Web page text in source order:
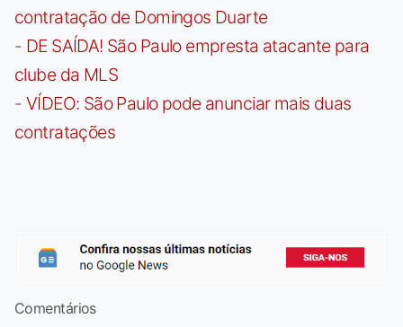
contratação de Domingos Duarte
- DE SAÍDA! São Paulo empresta atacante para
clube da MLS
- VÍDEO: São Paulo pode anunciar mais duas
contratações
Comentários